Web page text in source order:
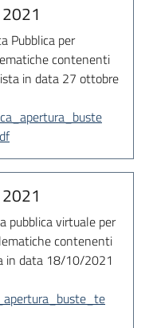
Pubblica per
contenenti
in data 27 ottobre
pubblica virtuale per
contenenti
in data 18/10/2021